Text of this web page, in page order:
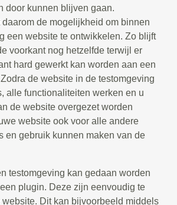
door kunnen blijven gaan.
de mogelijkheid om binnen
een website te ontwikkelen. Zo blijft
voorkant nog hetzelfde terwijl er
hard gewerkt kan worden aan een
de website in de testomgeving
alle functionaliteiten werken en u
de website overgezet worden
website ook voor alle andere
en gebruik kunnen maken van de
testomgeving kan gedaan worden
plugin. Deze zijn eenvoudig te
Dit kan bijvoorbeeld middels